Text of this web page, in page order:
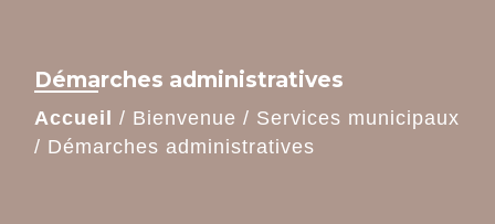
Démarches administratives
Accueil / Bienvenue / Services municipaux
/ Démarches administratives